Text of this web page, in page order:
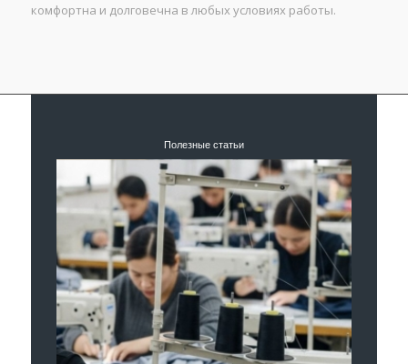
комфортна и долговечна в любых условиях работы.
Полезные статьи